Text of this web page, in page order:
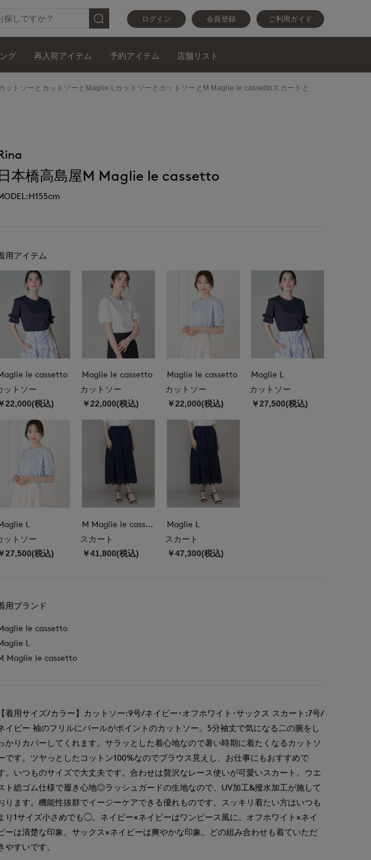
ログイン 会員登録 ご利用ガイド
グ 再入荷アイテム 予約アイテム 店舗リスト
ットソーとカットソーとMaglie LカットソーとカットソーとM Maglie le cassettoスカートと
日本橋高島屋M Maglie le cassetto
用アイテム
le cassetto
ットソー
22,000(税込)
Maglie le cassetto
カットソー
￥22,000(税込)
Maglie le cassetto
カットソー
￥22,000(税込)
Maglie L
カットソー
￥27,500(税込)
L
ットソー
27,500(税込)
M Maglie le cassetto
スカート
￥41,800(税込)
Maglie L
スカート
￥47,300(税込)
用ブランド
le cassetto
L
Maglie le cassetto
【着用サイズ/カラー】カットソー:9号/ネイビー･オフホワイト･サックス スカート:7号/
イビー 袖のフリルにパールがポイントのカットソー。5分袖丈で気になる二の腕をし
かりカバーしてくれます。サラッとした着心地なので暑い時期に着たくなるカットソ
です。ツヤっとしたコットン100%なのでブラウス見えし、お仕事にもおすすめで
。いつものサイズで大丈夫です。合わせは贅沢なレース使いが可愛いスカート。ウエ
ト総ゴム仕様で履き心地◎ラッシュガードの生地なので、UV加工&撥水加工が施して
ります。機能性抜群でイージーケアできる優れものです。スッキリ着たい方はいつも
り1サイズ小さめでも◯。ネイビー×ネイビーはワンピース風に。オフホワイト×ネイ
ーは清楚な印象。サックス×ネイビーは爽やかな印象。どの組み合わせも着ていただ
やすいです。